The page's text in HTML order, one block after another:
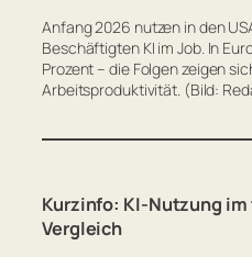
Anfang 2026 nutzen in den
Beschäftigten KI im Job. In
Prozent – die Folgen zeigen
Arbeitsproduktivität. (Bild:
Kurzinfo: KI-Nutzung
Vergleich